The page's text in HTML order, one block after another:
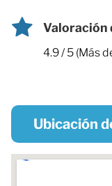
Valoración
4.9 / 5 (Más
Ubicación